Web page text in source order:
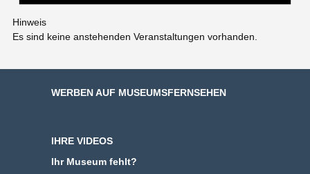
Hinweis
Es sind keine anstehenden Veranstaltungen vorhanden.
WERBEN AUF MUSEUMSFERNSEHEN
IHRE VIDEOS
Ihr Museum fehlt?